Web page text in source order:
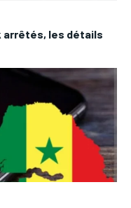
arrêtés, les détails